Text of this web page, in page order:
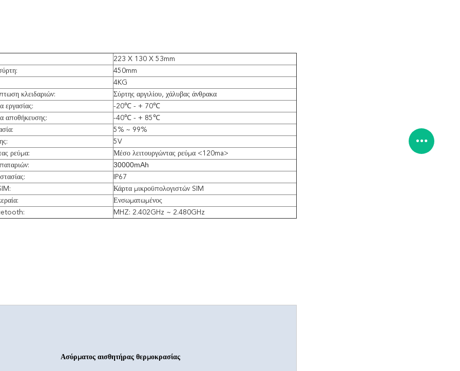
223 X 130 X 53mm
450mm
4KG
κλειδαριών:
Σύρτης αργιλίου, χάλυβας άνθρακα
εργασίας:
-20℃ - + 70℃
αποθήκευσης:
-40℃ - + 85℃
5% ~ 99%
5V
ρεύμα:
Μέσο λειτουργώντας ρεύμα <120ma>
30000mAh
IP67
Κάρτα μικροϋπολογιστών SIM
Ενσωματωμένος
MHZ: 2.402GHz ~ 2.480GHz
Ασύρματος αισθητήρας θερμοκρασίας